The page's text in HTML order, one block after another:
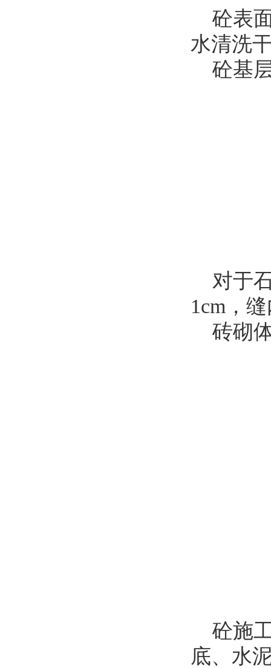
砼表面
水清洗
砼基
对于石
1cm，
砖砌
砼施工
底、水